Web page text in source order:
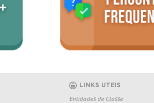
LINKS UTEIS
Entidades de Classe